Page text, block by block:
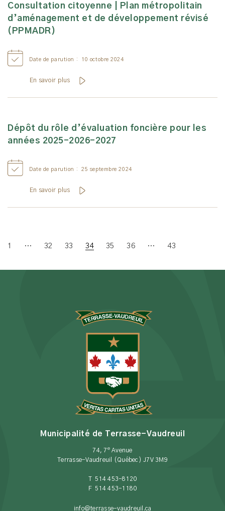
Consultation citoyenne | Plan métropolitain
d’aménagement et de développement révisé
(PPMADR)
Date de parution : 10 octobre 2024
En savoir plus
Dépôt du rôle d’évaluation foncière pour les
années 2025-2026-2027
Date de parution :25 septembre 2024
En savoir plus
1 … 32 33 34 35 36 … 43
Municipalité de Terrasse-Vaudreuil
74, 7 eAvenue
Terrasse-Vaudreuil (Québec) J7V 3M9
T 514 453-8120
F 514 453-1180
info@terrasse-vaudreuil.ca